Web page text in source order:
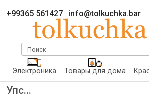
+99365 561427 info@tolkuchka.bar
Поиск
Электроника Товары для дома
Упс...